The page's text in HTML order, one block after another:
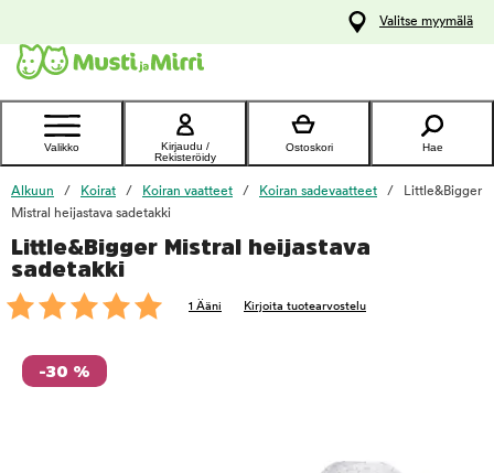
Ota yhteyttä
asiakaspalveluun
Valitse myymälä
Valikko
Kirjaudu /
Rekisteröidy
Ostoskori Hae
Alkuun Koirat Koiran vaatteet Koiran sadevaatteet
Little&Bigger
Mistral heijastava sadetakki
Little&Bigger Mistral heijastava
sadetakki
1 Ääni Kirjoita tuotearvostelu
-30 %
foo